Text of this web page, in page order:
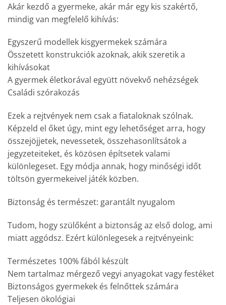
Akár kezdő a gyermeke, akár már egy kis szakértő,
mindig van megfelelő kihívás:
Egyszerű modellek kisgyermekek számára
Összetett konstrukciók azoknak, akik szeretik a
kihívásokat
A gyermek életkorával együtt növekvő nehézségek
Családi szórakozás
Ezek a rejtvények nem csak a fiataloknak szólnak.
Képzeld el őket úgy, mint egy lehetőséget arra, hogy
összejöjjetek, nevessetek, összehasonlítsátok a
jegyzeteiteket, és közösen építsetek valami
különlegeset. Egy módja annak, hogy minőségi időt
töltsön gyermekeivel játék közben.
Biztonság és természet: garantált nyugalom
Tudom, hogy szülőként a biztonság az első dolog, ami
miatt aggódsz. Ezért különlegesek a rejtvényeink:
Természetes 100% fából készült
Nem tartalmaz mérgező vegyi anyagokat vagy festéket
Biztonságos gyermekek és felnőttek számára
Teljesen ökológiai